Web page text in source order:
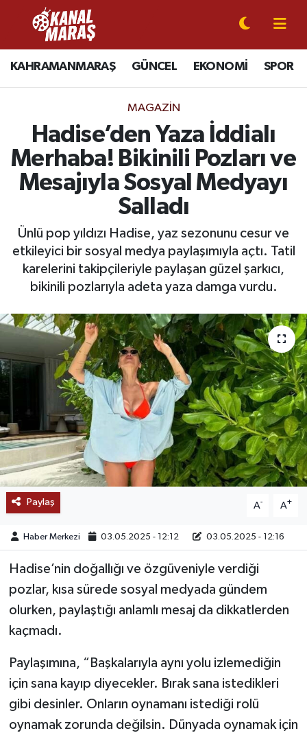
KAHRAMANMARAŞ GÜNCEL EKONOMİ SPOR
MAGAZİN
Hadise’den Yaza İddialı
Merhaba! Bikinili Pozları ve
Mesajıyla Sosyal Medyayı
Salladı
Ünlü pop yıldızı Hadise, yaz sezonunu cesur ve
etkileyici bir sosyal medya paylaşımıyla açtı. Tatil
karelerini takipçileriyle paylaşan güzel şarkıcı,
bikinili pozlarıyla adeta yaza damga vurdu.
Paylaş A- A+
Haber Merkezi 03.05.2025 - 12:12 03.05.2025 - 12:16
Hadise’nin doğallığı ve özgüveniyle verdiği
pozlar, kısa sürede sosyal medyada gündem
olurken, paylaştığı anlamlı mesaj da dikkatlerden
kaçmadı.
Paylaşımına, “Başkalarıyla aynı yolu izlemediğin
için sana kayıp diyecekler. Bırak sana istedikleri
gibi desinler. Onların oynamanı istediği rolü
oynamak zorunda değilsin. Dünyada oynamak için
CANLI YAYIN
KAHRAMANMARAŞ
GÜNCEL
SPOR
SİYASET
EKONOMİ
GÜNDEM
MAGAZİN
SAĞLIK
EĞİTİM
BÖLGE
KEŞFET
POPÜLER
DÜNYA
TREND
MEDYA
OTOMOTİV
YAŞAM
KÜLTÜR SANAT
Kahramanmaraş Nöbetçi Eczaneler
Kahramanmaraş Hava Durumu
Kahramanmaraş Namaz Vakitleri
Kahramanmaraş Trafik Yoğunluk Haritası
Süper Lig Puan Durumu ve Fikstür
Tüm Manşetler
Son Dakika Haberleri
Haber Arşivi